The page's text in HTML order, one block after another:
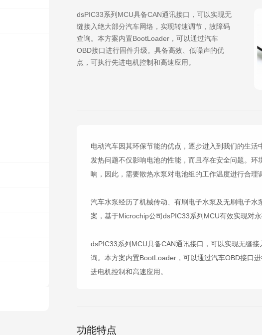
dsPIC33系列MCU具备CAN通讯接口，可以实现无
缝接入绝大部分汽车网络，实现转速调节，故障码
查询。本方案内置BootLoader，可以通过汽车
OBD接口进行固件升级。具备高效、低噪声的优
点，可执行先进电机控制和高速应用。
电动汽车因其环保节能的优点，逐步进入到我们的生
发热问题不仅影响电池的性能，而且存在安全问题。
响，因此，需要散热水泵对电池组的工作温度进行合理
汽车水泵经历了机械传动、有刷电子水泵及无刷电子
案，基于Microchip公司dsPIC33系列MCU有效实现对
dsPIC33系列MCU具备CAN通讯接口，可以实现无缝
询。本方案内置BootLoader，可以通过汽车OBD接口
进电机控制和高速应用。
功能特点